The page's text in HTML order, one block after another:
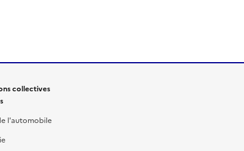
collectives
l'automobile